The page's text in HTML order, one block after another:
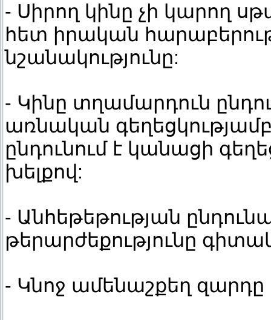
- Սիրող կինը չի կարող
հետ իրական
նշանակությունը:
- Կինը տղամարդուն
առնական
ընդունում է կանացի
խելքով:
- Անհեթեթության
թերարժեքությունը
- Կնոջ ամենաշքեղ զարդը